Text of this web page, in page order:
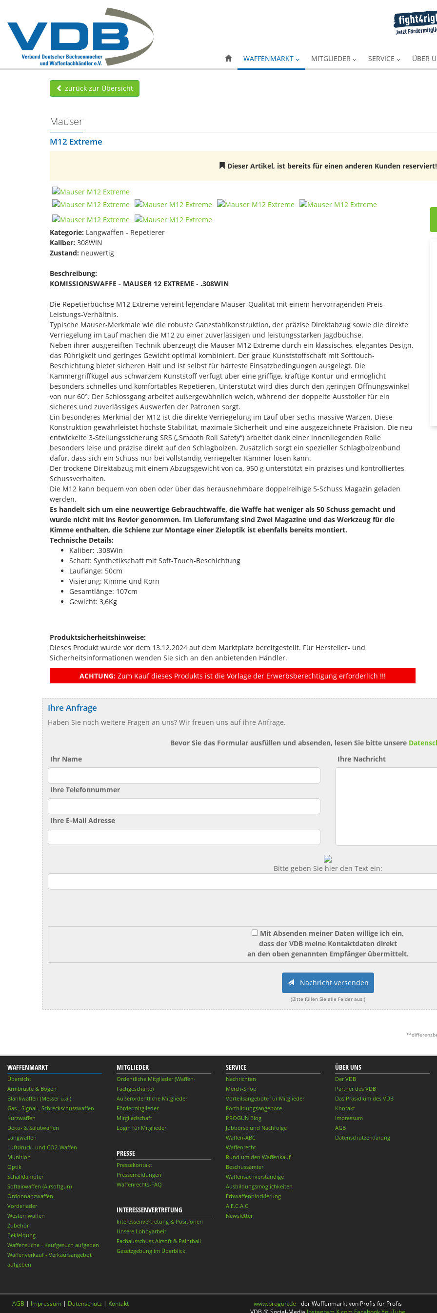
WAFFENMARKT MITGLIEDER SERVICE ÜBER
zurück zur Übersicht
Mauser
M12 Extreme
Dieser Artikel, ist bereits für einen anderen Kunden reserviert!
Kategorie: Langwaffen - Repetierer
Kaliber: 308WIN
Zustand: neuwertig
Beschreibung:
KOMISSIONSWAFFE - MAUSER 12 EXTREME - .308WIN
Die Repetierbüchse M12 Extreme vereint legendäre Mauser-Qualität mit einem hervorragenden Preis-
Leistungs-Verhältnis.
Typische Mauser-Merkmale wie die robuste Ganzstahlkonstruktion, der präzise Direktabzug sowie die direkte
Verriegelung im Lauf machen die M12 zu einer zuverlässigen und leistungsstarken Jagdbüchse.
Neben ihrer ausgereiften Technik überzeugt die Mauser M12 Extreme durch ein klassisches, elegantes Design,
das Führigkeit und geringes Gewicht optimal kombiniert. Der graue Kunststoffschaft mit Softtouch-
Beschichtung bietet sicheren Halt und ist selbst für härteste Einsatzbedingungen ausgelegt. Die
Kammergriffkugel aus schwarzem Kunststoff verfügt über eine griffige, kräftige Kontur und ermöglicht
besonders schnelles und komfortables Repetieren. Unterstützt wird dies durch den geringen Öffnungswinkel
von nur 60°. Der Schlossgang arbeitet außergewöhnlich weich, während der doppelte Ausstoßer für ein
sicheres und zuverlässiges Auswerfen der Patronen sorgt.
Ein besonderes Merkmal der M12 ist die direkte Verriegelung im Lauf über sechs massive Warzen. Diese
Konstruktion gewährleistet höchste Stabilität, maximale Sicherheit und eine ausgezeichnete Präzision. Die neu
entwickelte 3-Stellungssicherung SRS („Smooth Roll Safety“) arbeitet dank einer innenliegenden Rolle
besonders leise und präzise direkt auf den Schlagbolzen. Zusätzlich sorgt ein spezieller Schlagbolzenbund
dafür, dass sich ein Schuss nur bei vollständig verriegelter Kammer lösen kann.
Der trockene Direktabzug mit einem Abzugsgewicht von ca. 950 g unterstützt ein präzises und kontrolliertes
Schussverhalten.
Die M12 kann bequem von oben oder über das herausnehmbare doppelreihige 5-Schuss Magazin geladen
werden.
Es handelt sich um eine neuwertige Gebrauchtwaffe, die Waffe hat weniger als 50 Schuss gemacht und
wurde nicht mit ins Revier genommen. Im Lieferumfang sind Zwei Magazine und das Werkzeug für die
Kimme enthalten, die Schiene zur Montage einer Zieloptik ist ebenfalls bereits montiert.
Technische Details:
Kaliber: .308Win
Schaft: Synthetikschaft mit Soft-Touch-Beschichtung
Lauflänge: 50cm
Visierung: Kimme und Korn
Gesamtlänge: 107cm
Gewicht: 3,6Kg
Produktsicherheitshinweise:
Dieses Produkt wurde vor dem 13.12.2024 auf dem Marktplatz bereitgestellt. Für Hersteller- und
Sicherheitsinformationen wenden Sie sich an den anbietenden Händler.
ACHTUNG: Zum Kauf dieses Produkts ist die Vorlage der Erwerbsberechtigung erforderlich !!!
Ihre Anfrage
Haben Sie noch weitere Fragen an uns? Wir freuen uns auf ihre Anfrage.
Bevor Sie das Formular ausfüllen und absenden, lesen Sie bitte unsere
Ihr Name
Ihre Telefonnummer
Ihre E-Mail Adresse
Ihre Nachricht
Bitte geben Sie hier den Text ein:
Mit Absenden meiner Daten willige ich ein,
dass der VDB meine Kontaktdaten direkt
an den oben genannten Empfänger übermittelt.
Nachricht versenden
(Bitte füllen Sie alle Felder aus!)
*2
WAFFENMARKT
Übersicht
Armbrüste & Bögen
Blankwaffen (Messer u.ä.)
Gas-, Signal-, Schreckschusswaffen
Kurzwaffen
Deko- & Salutwaffen
Langwaffen
Luftdruck- und CO2-Waffen
Munition
Optik
Schalldämpfer
Softairwaffen (Airsoftgun)
Ordonnanzwaffen
Vorderlader
Westernwaffen
Zubehör
Bekleidung
Waffensuche - Kaufgesuch aufgeben
Waffenverkauf - Verkaufsangebot
aufgeben
MITGLIEDER
Ordentliche Mitglieder (Waffen-
Fachgeschäfte)
Außerordentliche Mitglieder
Fördermitglieder
Mitgliedschaft
Login für Mitglieder
PRESSE
Pressekontakt
Pressemeldungen
Waffenrechts-FAQ
INTERESSENVERTRETUNG
Interessenvertretung & Positionen
Unsere Lobbyarbeit
Fachausschuss Airsoft & Paintball
Gesetzgebung im Überblick
SERVICE
Nachrichten
Merch-Shop
Vorteilsangebote für Mitglieder
Fortbildungsangebote
PROGUN Blog
Jobbörse und Nachfolge
Waffen-ABC
Waffenrecht
Rund um den Waffenkauf
Beschussämter
Waffensachverständige
Ausbildungsmöglichkeiten
Erbwaffenblockierung
A.E.C.A.C.
Newsletter
ÜBER UNS
Der VDB
Partner des VDB
Das Präsidium des VDB
Kontakt
Impressum
AGB
Datenschutzerklärung
AGB | Impressum | Datenschutz | Kontakt www.progun.de - der Waffenmarkt von Profis für Profis